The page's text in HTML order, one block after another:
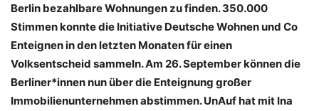
Berlin bezahlbare Wohnungen zu finden. 350.000
Stimmen konnte die Initiative Deutsche Wohnen und Co
Enteignen in den letzten Monaten für einen
Volksentscheid sammeln. Am 26. September können die
Berliner*innen nun über die Enteignung großer
Immobilienunternehmen abstimmen. UnAuf hat mit Ina